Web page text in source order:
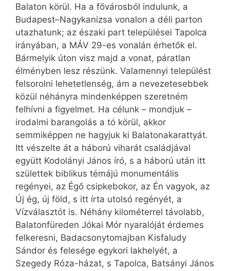
Balaton körül. Ha a fővárosból indulunk, a
Budapest–Nagykanizsa vonalon a déli parton
utazhatunk; az északi part települései Tapolca
irányában, a MÁV 29-es vonalán érhetők el.
Bármelyik úton visz majd a vonat, páratlan
élményben lesz részünk. Valamennyi települést
felsorolni lehetetlenség, ám a nevezetesebbek
közül néhányra mindenképpen szeretném
felhívni a figyelmet. Ha célunk – mondjuk –
irodalmi barangolás a tó körül, akkor
semmiképpen ne hagyjuk ki Balatonakarattyát.
Itt vészelte át a háború viharát családjával
együtt Kodolányi János író, s a háború után itt
születtek biblikus témájú monumentális
regényei, az Égő csipkebokor, az Én vagyok, az
Új ég, új föld, s itt írta utolsó regényét, a
Vízválasztót is. Néhány kilométerrel távolabb,
Balatonfüreden Jókai Mór nyaralóját érdemes
felkeresni, Badacsonytomajban Kisfaludy
Sándor és felesége egykori lakhelyét, a
Szegedy Róza-házat, s Tapolca, Batsányi János